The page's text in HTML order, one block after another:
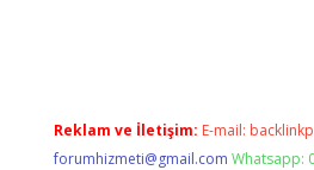
Reklam ve İletişim: E-mail:
forumhizmeti@gmail.com Whatsapp: